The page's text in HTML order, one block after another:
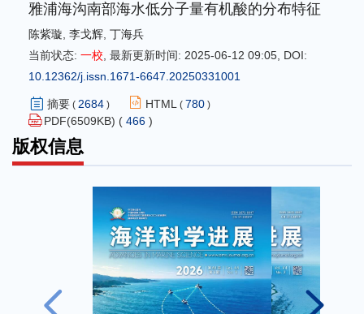
雅浦海沟南部海水低分子量有机酸的分布特征
陈紫璇 李戈辉 丁海兵
当前状态: 一校 最新更新时间: 2025-06-12 09:05 DOI:
10.12362/j.issn.1671-6647.20250331001
摘要 ( 2684 ) HTML ( 780 )
PDF(6509KB) ( 466 )
版权信息